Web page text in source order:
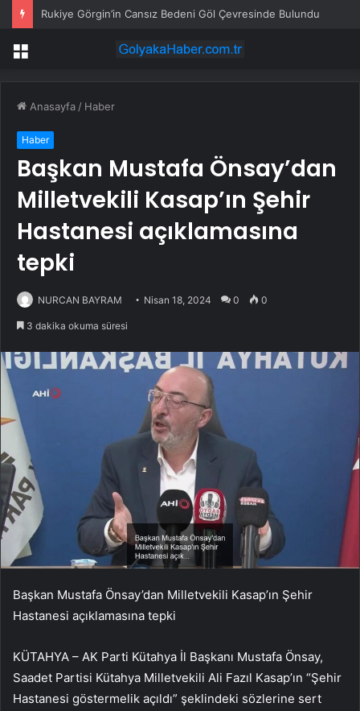
Rukiye Görgin’in Cansız Bedeni Göl Çevresinde Bulundu
Menü
Anasayfa / Haber
Haber
Başkan Mustafa Önsay’dan
Milletvekili Kasap’ın Şehir
Hastanesi açıklamasına
tepki
NURCAN BAYRAM Nisan 18, 2024 0 0
3 dakika okuma süresi
Başkan Mustafa Önsay’dan Milletvekili Kasap’ın Şehir
Hastanesi açıklamasına tepki
KÜTAHYA – AK Parti Kütahya İl Başkanı Mustafa Önsay,
Saadet Partisi Kütahya Milletvekili Ali Fazıl Kasap’ın “Şehir
Hastanesi göstermelik açıldı” şeklindeki sözlerine sert